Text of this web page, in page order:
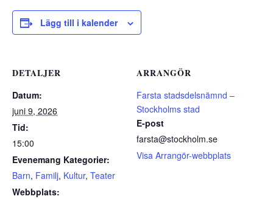
Lägg till i kalender
DETALJER
Datum:
juni 9, 2026
Tid:
15:00
Evenemang Kategorier:
Barn, Familj, Kultur, Teater
Webbplats:
ARRANGÖR
Farsta stadsdelsnämnd –
Stockholms stad
E-post
farsta@stockholm.se
Visa Arrangör-webbplats